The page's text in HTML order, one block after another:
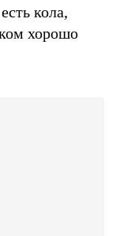
кола,
хорошо